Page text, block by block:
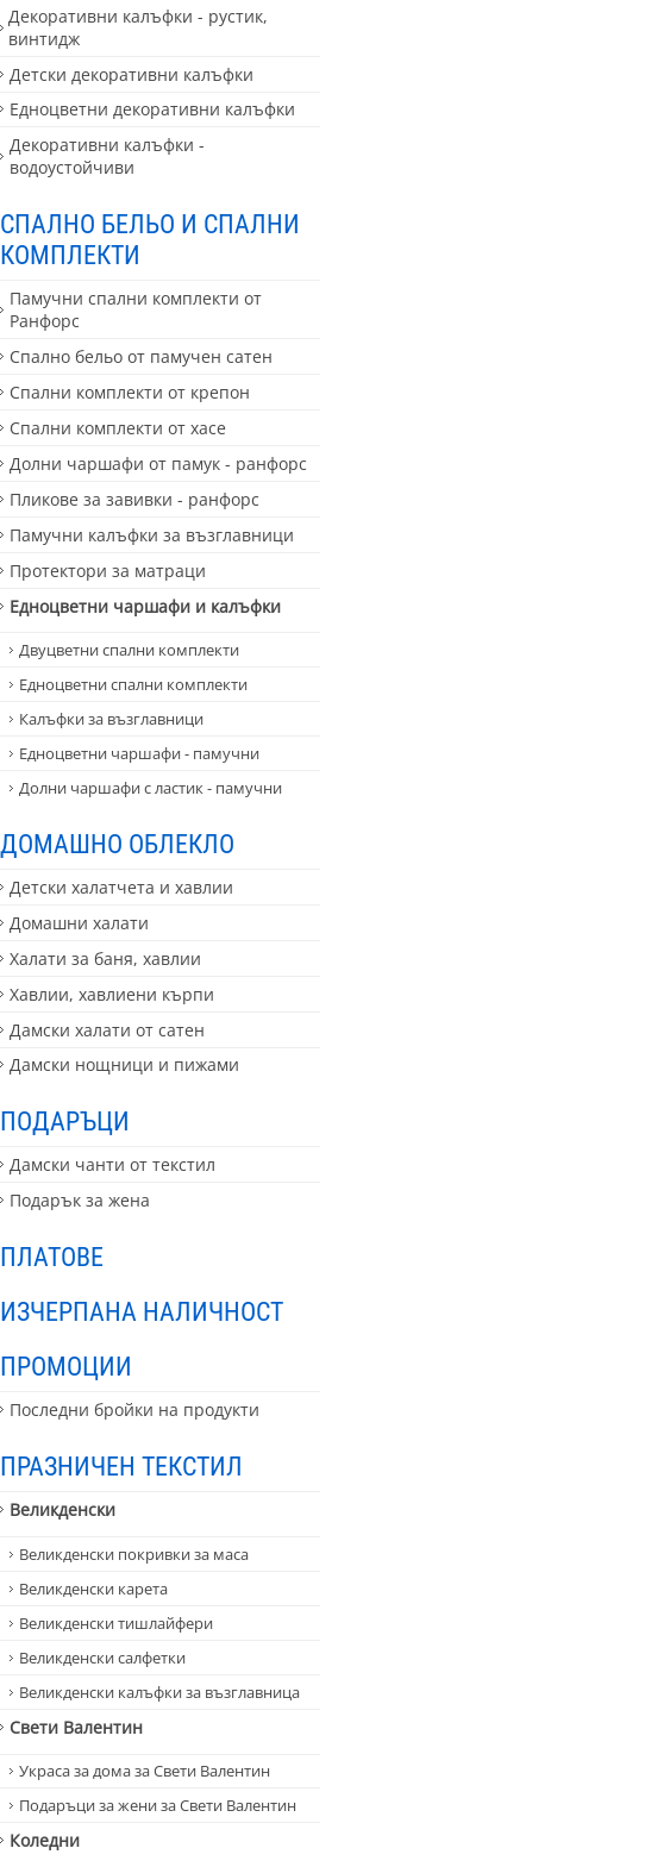
Декоративни калъфки - рустик,
винтидж
Детски декоративни калъфки
Едноцветни декоративни калъфки
Декоративни калъфки -
водоустойчиви
СПАЛНО БЕЛЬО И СПАЛНИ
КОМПЛЕКТИ
Памучни спални комплекти от
Ранфорс
Спално бельо от памучен сатен
Спални комплекти от крепон
Спални комплекти от хасе
Долни чаршафи от памук - ранфорс
Пликове за завивки - ранфорс
Памучни калъфки за възглавници
Протектори за матраци
Едноцветни чаршафи и калъфки
Двуцветни спални комплекти
Едноцветни спални комплекти
Калъфки за възглавници
Едноцветни чаршафи - памучни
Долни чаршафи с ластик - памучни
ДОМАШНО ОБЛЕКЛО
Детски халатчета и хавлии
Домашни халати
Халати за баня, хавлии
Хавлии, хавлиени кърпи
Дамски халати от сатен
Дамски нощници и пижами
ПОДАРЪЦИ
Дамски чанти от текстил
Подарък за жена
ПЛАТОВЕ
ИЗЧЕРПАНА НАЛИЧНОСТ
ПРОМОЦИИ
Последни бройки на продукти
ПРАЗНИЧЕН ТЕКСТИЛ
Великденски
Великденски покривки за маса
Великденски карета
Великденски тишлайфери
Великденски салфетки
Великденски калъфки за възглавница
Свети Валентин
Украса за дома за Свети Валентин
Подаръци за жени за Свети Валентин
Коледни